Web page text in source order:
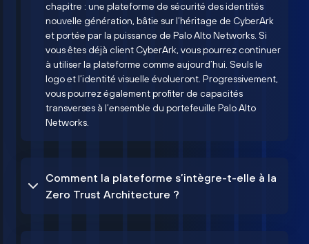
chapitre : une plateforme de sécurité des identités
nouvelle génération, bâtie sur l’héritage de CyberArk
et portée par la puissance de Palo Alto Networks. Si
vous êtes déjà client CyberArk, vous pourrez continuer
à utiliser la plateforme comme aujourd’hui. Seuls le
logo et l’identité visuelle évolueront. Progressivement,
vous pourrez également profiter de capacités
transverses à l’ensemble du portefeuille Palo Alto
Networks.
Comment la plateforme s’intègre-t-elle à la
Zero Trust Architecture ?